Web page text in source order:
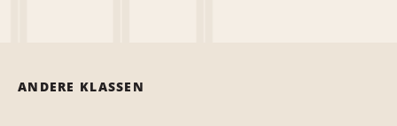
ANDERE KLASSEN